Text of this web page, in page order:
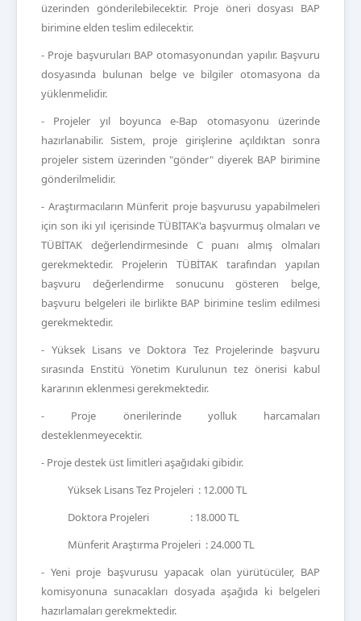
üzerinden gönderilebilecektir. Proje öneri dosyası BAP
birimine elden teslim edilecektir.
- Proje başvuruları BAP otomasyonundan yapılır. Başvuru
dosyasında bulunan belge ve bilgiler otomasyona da
yüklenmelidir.
- Projeler yıl boyunca e-Bap otomasyonu üzerinde
hazırlanabilir. Sistem, proje girişlerine açıldıktan sonra
projeler sistem üzerinden "gönder" diyerek BAP birimine
gönderilmelidir.
- Araştırmacıların Münferit proje başvurusu yapabilmeleri
için son iki yıl içerisinde TÜBİTAK'a başvurmuş olmaları ve
TÜBİTAK değerlendirmesinde C puanı almış olmaları
gerekmektedir. Projelerin TÜBİTAK tarafından yapılan
başvuru değerlendirme sonucunu gösteren belge,
başvuru belgeleri ile birlikte BAP birimine teslim edilmesi
gerekmektedir.
- Yüksek Lisans ve Doktora Tez Projelerinde başvuru
sırasında Enstitü Yönetim Kurulunun tez önerisi kabul
kararının eklenmesi gerekmektedir.
- Proje önerilerinde yolluk harcamaları
desteklenmeyecektir.
- Proje destek üst limitleri aşağıdaki gibidir.
Yüksek Lisans Tez Projeleri : 12.000 TL
Doktora Projeleri : 18.000 TL
Münferit Araştırma Projeleri : 24.000 TL
- Yeni proje başvurusu yapacak olan yürütücüler, BAP
komisyonuna sunacakları dosyada aşağıda ki belgeleri
hazırlamaları gerekmektedir.